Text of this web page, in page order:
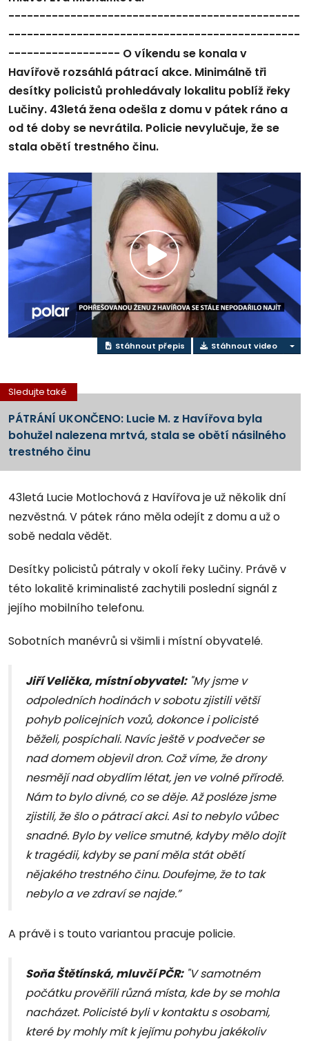
-----------------------------------------------
-----------------------------------------------
------------------ O víkendu se konala v
Havířově rozsáhlá pátrací akce. Minimálně tři
desítky policistů prohledávaly lokalitu poblíž řeky
Lučiny. 43letá žena odešla z domu v pátek ráno a
od té doby se nevrátila. Policie nevylučuje, že se
stala obětí trestného činu.
Přehrát
video
Stáhnout přepis Stáhnout video
Sledujte také
PÁTRÁNÍ UKONČENO: Lucie M. z Havířova byla
bohužel nalezena mrtvá, stala se obětí násilného
trestného činu
43letá Lucie Motlochová z Havířova je už několik dní
nezvěstná. V pátek ráno měla odejít z domu a už o
sobě nedala vědět.
Desítky policistů pátraly v okolí řeky Lučiny. Právě v
této lokalitě kriminalisté zachytili poslední signál z
jejího mobilního telefonu.
Sobotních manévrů si všimli i místní obyvatelé.
Jiří Velička, místní obyvatel:"My jsme v
odpoledních hodinách v sobotu zjistili větší
pohyb policejních vozů, dokonce i policisté
běželi, pospíchali. Navíc ještě v podvečer se
nad domem objevil dron. Což víme, že drony
nesmějí nad obydlím létat, jen ve volné přírodě.
Nám to bylo divné, co se děje. Až posléze jsme
zjistili, že šlo o pátrací akci. Asi to nebylo vůbec
snadné. Bylo by velice smutné, kdyby mělo dojít
k tragédii, kdyby se paní měla stát obětí
nějakého trestného činu. Doufejme, že to tak
nebylo a ve zdraví se najde.”
A právě i s touto variantou pracuje policie.
Soňa Štětínská, mluvčí PČR:"V samotném
počátku prověřili různá místa, kde by se mohla
nacházet. Policisté byli v kontaktu s osobami,
které by mohly mít k jejímu pohybu jakékoliv